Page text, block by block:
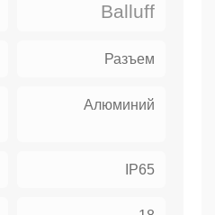
Balluff
Разъем
Алюминий
IP65